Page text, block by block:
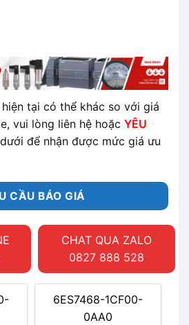
hiện tại có thể khác so với giá
vui lòng liên hệ hoặc YÊU
để nhận được mức giá ưu
CẦU BÁO GIÁ
CHAT QUA ZALO
0827 888 528
6ES7468-1CF00-
0AA0